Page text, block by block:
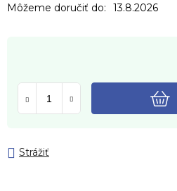
Môžeme doručiť do: 13.8.2026
Strážiť